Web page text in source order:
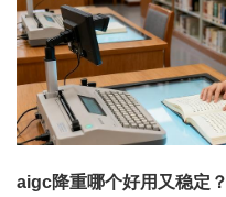
aigc降重哪个好用又稳定？